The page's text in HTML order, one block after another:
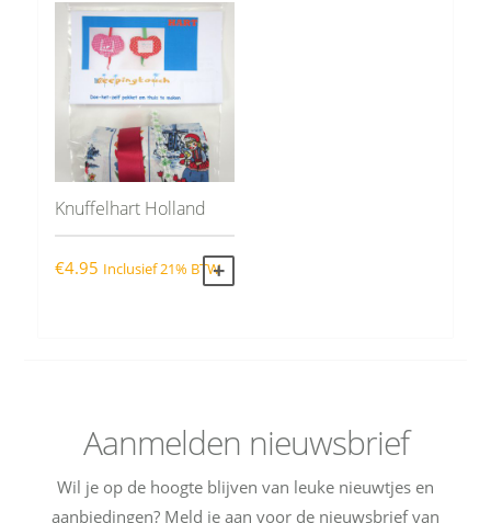
Knuffelhart Holland
€4.95 Inclusief 21% BTW
Aanmelden nieuwsbrief
Wil je op de hoogte blijven van leuke nieuwtjes en
aanbiedingen? Meld je aan voor de nieuwsbrief van